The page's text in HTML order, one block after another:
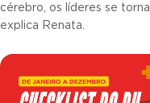
cérebro, os líderes se
explica Renata.